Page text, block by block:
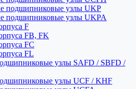
подшипниковые узлы UKP
подшипниковые узлы UKPA
F
FB, FK
FC
FL
узлы SAFD / SBFD /
узлы UCF / KHF